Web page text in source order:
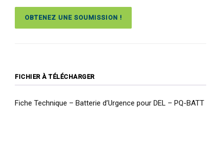
OBTENEZ UNE SOUMISSION !
FICHIER À TÉLÉCHARGER
Fiche Technique – Batterie d’Urgence pour DEL – PQ-BATT